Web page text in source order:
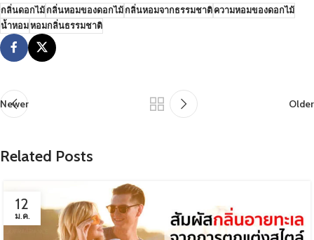
กลิ่นดอกไม้กลิ่นหอมของดอกไม้กลิ่นหอมจากธรรมชาติความหอมของดอกไม้
น้ำหอมหอมกลิ่นธรรมชาติ
Newer Older
Related Posts
12
ม.ค.